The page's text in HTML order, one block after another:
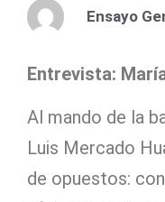
Ensayo
Entrevista:
Al mando de la
Luis Mercado
de opuestos: